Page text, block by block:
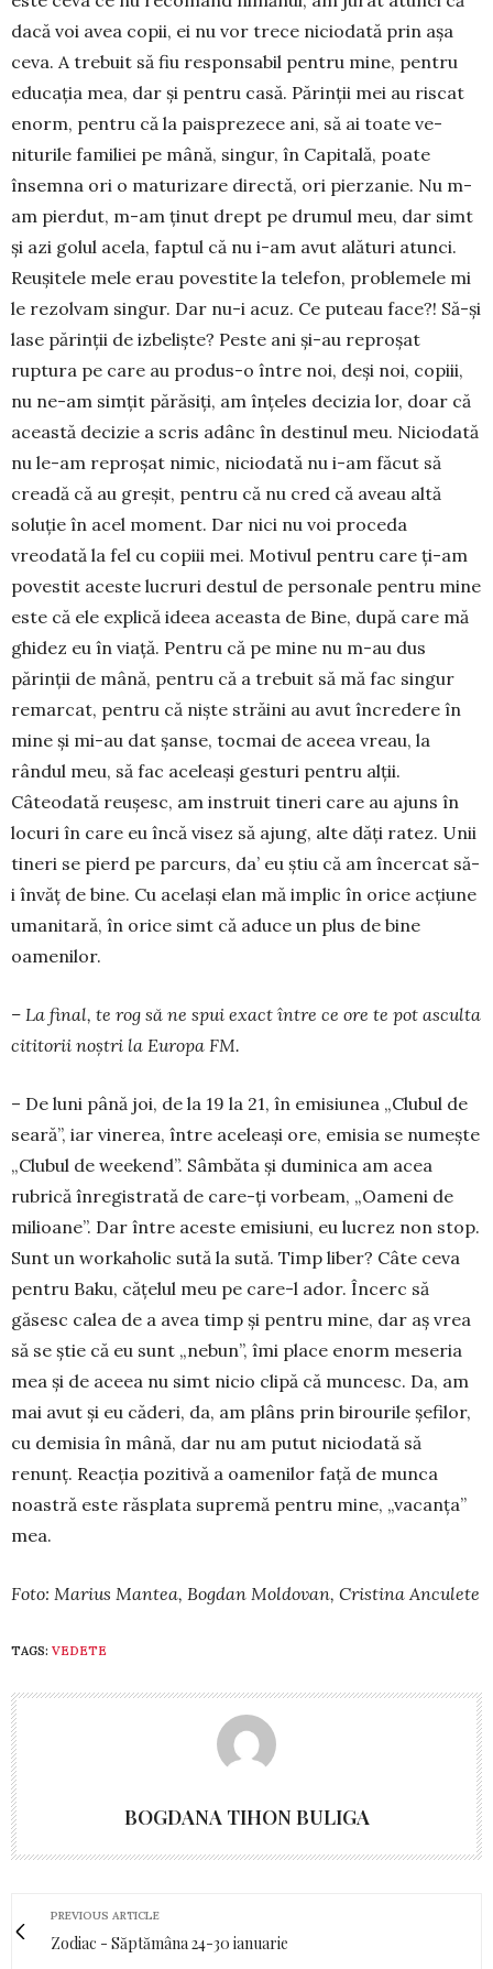
dacă voi avea copii, ei nu vor trece nicio­da­tă prin aşa
ceva. A trebuit să fiu res­pon­sabil pentru mine, pentru
educaţia mea, dar şi pentru casă. Părinţii mei au riscat
enorm, pentru că la paisprezece ani, să ai toate ve­
niturile familiei pe mână, singur, în Capitală, poate
însemna ori o maturizare directă, ori pier­zanie. Nu m-
am pierdut, m-am ţinut drept pe drumul meu, dar simt
şi azi golul acela, fap­tul că nu i-am avut alături atunci.
Reu­şi­tele mele erau povestite la telefon, proble­mele mi
le rezolvam singur. Dar nu-i acuz. Ce puteau face?! Să-şi
lase părinţii de izbe­lişte? Peste ani şi-au reproşat
ruptura pe care au produs-o între noi, deși noi, copiii,
nu ne-am simţit părăsiţi, am înţeles decizia lor, doar că
această decizie a scris adânc în destinul meu. Niciodată
nu le-am reproşat nimic, niciodată nu i-am făcut să
creadă că au greşit, pentru că nu cred că aveau altă
soluţie în acel mo­ment. Dar nici nu voi proceda
vreodată la fel cu copiii mei. Motivul pentru care ţi-am
po­vestit aceste lucruri destul de personale pen­tru mine
este că ele explică ideea aceasta de Bine, după care mă
ghidez eu în viaţă. Pentru că pe mine nu m-au dus
părinţii de mână, pentru că a tre­buit să mă fac singur
remarcat, pentru că nişte străini au avut încredere în
mine şi mi-au dat şanse, toc­mai de aceea vreau, la
rândul meu, să fac ace­leaşi gesturi pentru alţii.
Câteodată reuşesc, am ins­tru­it tineri care au ajuns în
locuri în care eu încă vi­sez să ajung, alte dăţi ratez. Unii
tineri se pierd pe parcurs, da’ eu ştiu că am încercat să-
i învăţ de bi­ne. Cu acelaşi elan mă implic în orice acţiune
uma­ni­ta­ră, în orice simt că aduce un plus de bine
oamenilor.
– La final, te rog să ne spui exact între ce ore te pot asculta
cititorii noştri la Europa FM.
– De luni până joi, de la 19 la 21, în emisiunea „Clubul de
seară”, iar vinerea, între aceleaşi ore, emisia se numeşte
„Clubul de weekend”. Sâmbăta şi duminica am acea
rubrică înregistrată de care-ţi vorbeam, „Oameni de
milioane”. Dar între aceste emisiuni, eu lucrez non stop.
Sunt un workaholic sută la sută. Timp liber? Câte ceva
pentru Baku, căţelul meu pe care-l ador. Încerc să
găsesc calea de a avea timp şi pentru mine, dar aş vrea
să se ştie că eu sunt „nebun”, îmi place enorm meseria
mea şi de aceea nu simt nicio clipă că muncesc. Da, am
mai avut şi eu căderi, da, am plâns prin birourile şe­­filor,
cu demisia în mână, dar nu am putut ni­cio­dată să
renunţ. Reacţia pozitivă a oa­menilor faţă de munca
noastră este răs­pla­ta supremă pentru mine, „vacanţa”
mea.
Foto: Marius Mantea, Bogdan Moldovan, Cristina Anculete
TAGS: VEDETE
BOGDANA TIHON BULIGA
PREVIOUS ARTICLE
Zodiac - Săptămâna 24-30 ianuarie